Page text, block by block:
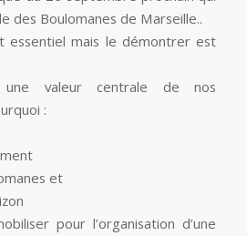
des Boulomanes de Marseille..
essentiel mais le démontrer est
valeur centrale de nos
:
et
pour l’organisation d’une